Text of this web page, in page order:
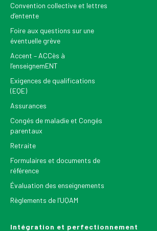
Convention collective et lettres
d’entente
Foire aux questions sur une
éventuelle grève
Accent – ACCès à
l’enseignemENT
Exigences de qualifications
(EQE)
Assurances
Congés de maladie et Congés
parentaux
Retraite
Formulaires et documents de
référence
Évaluation des enseignements
Règlements de l’UQAM
Intégration et perfectionnement